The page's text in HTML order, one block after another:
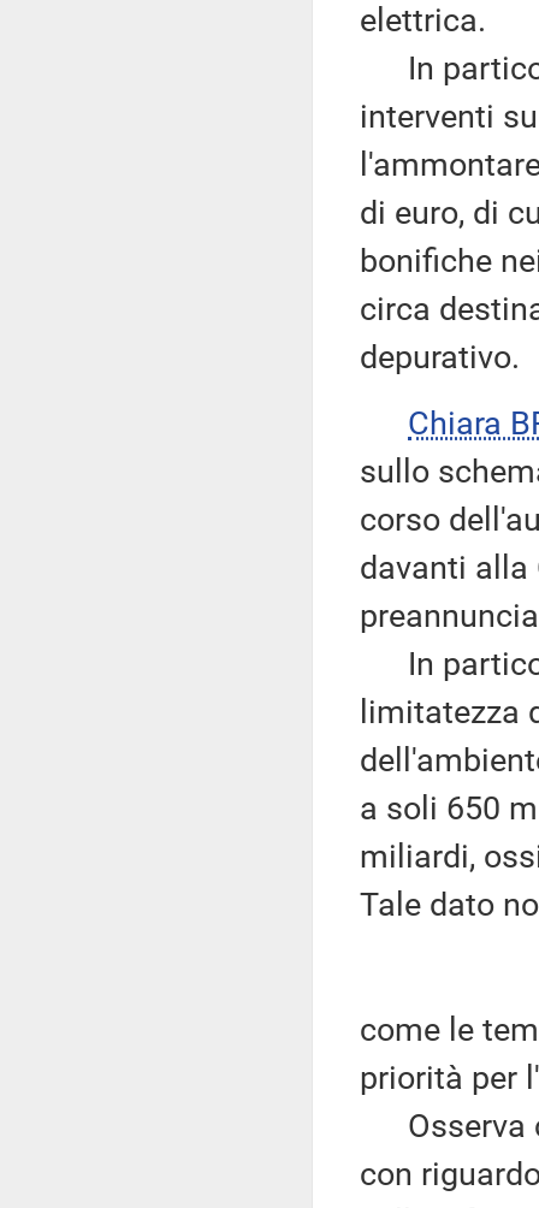
elettrica.
In
interventi
di euro, di
bonifiche
circa
depurativo.
Chiara
sullo
corso
davanti alla
In
limitatezza
a soli 650
miliardi,
Tale dato
come le
priorità per
Osserva
con